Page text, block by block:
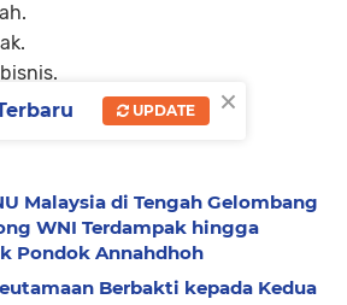
makhluk Allah.
Malaysia di Tengah Gelombang
WNI Terdampak hingga
Pondok Annahdhoh
Berbakti kepada Kedua
×
UPDATE